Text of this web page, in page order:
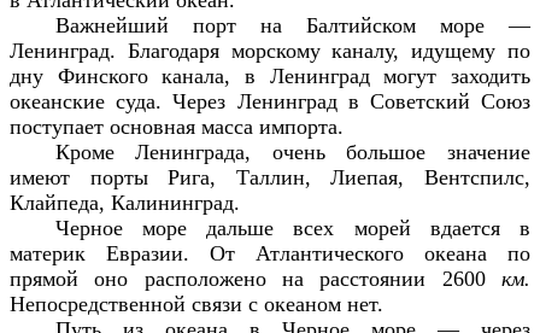
Важнейший порт на Балтийском море —
Ленинград. Благодаря морскому каналу, идущему по
дну Финского канала, в Ленинград могут заходить
океанские суда. Через Ленинград в Советский Союз
поступает основная масса импорта.
Кроме Ленинграда, очень большое значение
имеют порты Рига, Таллин, Лиепая, Вентспилс,
Клайпеда, Калининград.
Черное море дальше всех морей вдается в
материк Евразии. От Атлантического океана по
прямой оно расположено на расстоянии 2600 км.
Непосредственной связи с океаном нет.